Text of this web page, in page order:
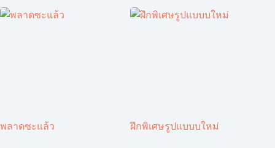
พลาดซะแล้ว ฝึกพิเศษรูปแบบบใหม่